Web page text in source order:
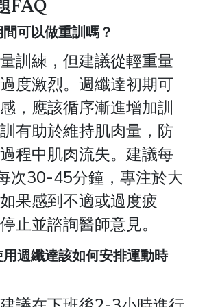
FAQ
可以做重訓嗎？
訓練，但建議從輕重量
度激烈。週纖達初期可
，應該循序漸進增加訓
有助於維持肌肉量，防
程中肌肉流失。建議每
次30-45分鐘，專注於大
果感到不適或過度疲
止並諮詢醫師意見。
週纖達該如何安排運動時